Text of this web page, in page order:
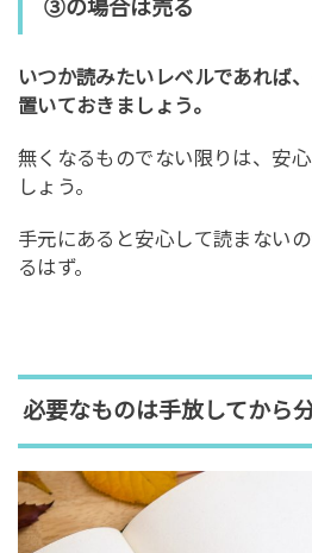
③の場合は売る
いつか読みたいレベルであれば
置いておきましょう。
無くなるものでない限りは、安
しょう。
手元にあると安心して読まない
るはず。
必要なものは手放してから